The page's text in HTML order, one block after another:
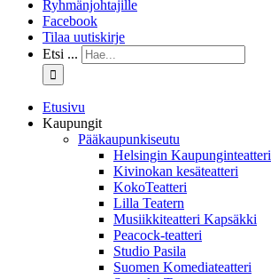
Ryhmänjohtajille
Facebook
Tilaa uutiskirje
Etsi ...
Etusivu
Kaupungit
Pääkaupunkiseutu
Helsingin Kaupunginteatteri
Kivinokan kesäteatteri
KokoTeatteri
Lilla Teatern
Musiikkiteatteri Kapsäkki
Peacock-teatteri
Studio Pasila
Suomen Komediateatteri